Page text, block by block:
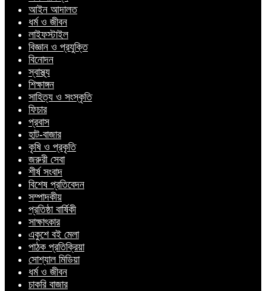
আইন আদালত
ধর্ম ও জীবন
লাইফস্টাইল
বিজ্ঞান ও প্রযুক্তি
বিনোদন
স্বাস্থ্য
শিক্ষাঙ্গন
সাহিত্য ও সংস্কৃতি
ফিচার
প্রবাস
হাট-বাজার
কৃষি ও প্রকৃতি
জরুরী সেবা
শীর্ষ সংবাদ
বিশেষ প্রতিবেদন
সম্পাদকীয়
প্রতিষ্ঠা বার্ষিকী
সাক্ষাৎকার
একুশে বই মেলা
পাঠক প্রতিক্রিয়া
সোশ্যাল মিডিয়া
ধর্ম ও জীবন
চাকরি বাজার